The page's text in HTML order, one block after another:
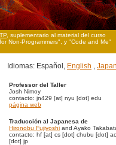
, suplementario al material del curso
Non-Programmers", y "Code and Me"
Idiomas: Español, English ,
Professor del Taller
Josh Nimoy
contacto: jn429 [at] nyu [dot] edu
página web
Traducción al Japanesa de
Hironobu Fujiyoshi and Ayako
contacto: hf [at] cs [dot] chubu [dot] ac
[dot] jp